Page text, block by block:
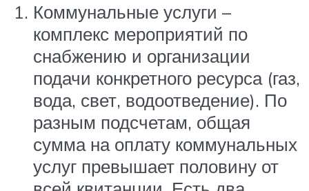
Коммунальные услуги –
комплекс мероприятий по
снабжению и организации
подачи конкретного ресурса (газ,
вода, свет, водоотведение). По
разным подсчетам, общая
сумма на оплату коммунальных
услуг превышает половину от